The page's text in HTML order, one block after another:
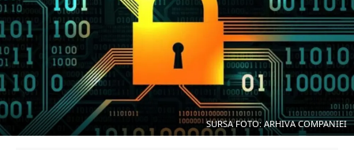
SURSA FOTO: ARHIVA COMPANIEI